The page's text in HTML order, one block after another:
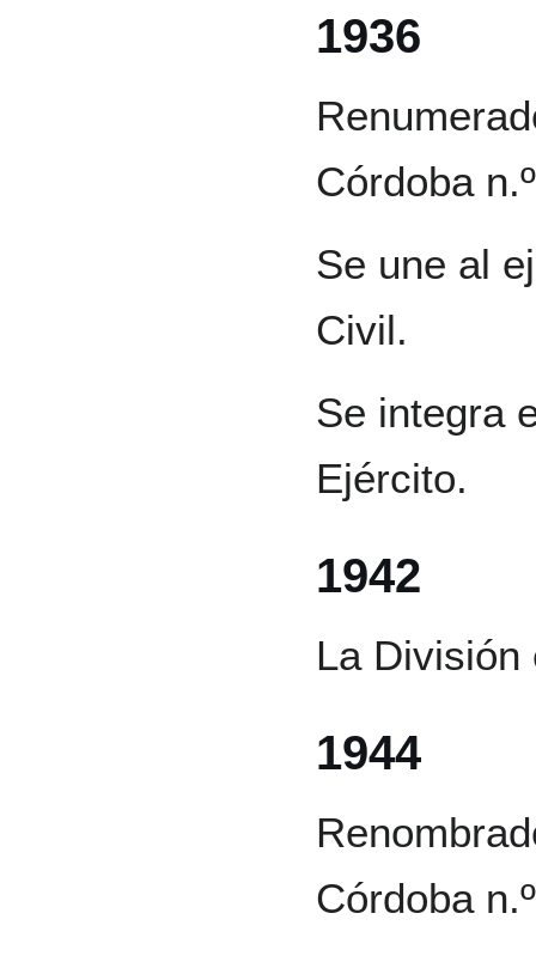
1936
Córdoba
Se une al
Civil.
Se integra
Ejército.
1942
La División
1944
Córdoba